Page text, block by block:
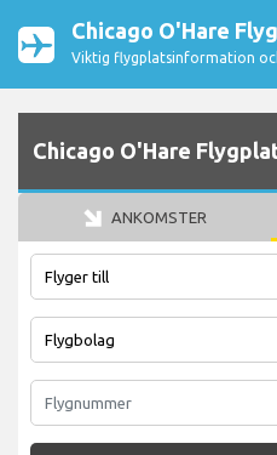
Chicago O'Hare
Viktig flygplatsinformation
Chicago O'Hare
ANKOMSTER